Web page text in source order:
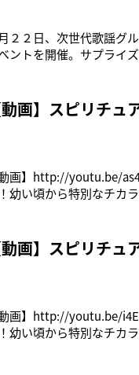
２２日、次世代歌謡グ
ントを開催。サプライ
ビュー。“はやぶさポー
いる。 この日、会場には
動画】スピリチ
動画】http://youtu.be/
幼い頃から特別なチカ
動画】スピリチ
動画】http://youtu.be/
幼い頃から特別なチカ